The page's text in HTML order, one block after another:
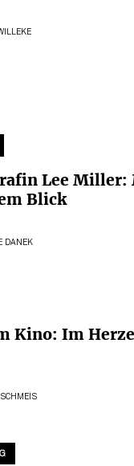
Lee Miller:
Blick
DANEK
Kino: Im
SCHMEIS